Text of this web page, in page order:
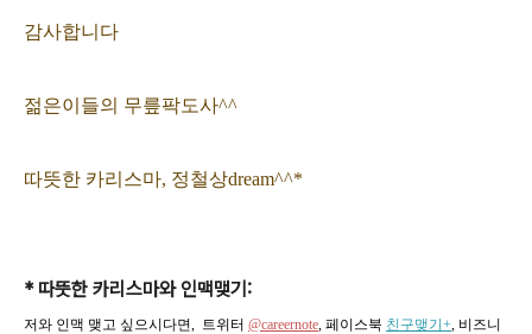
감사합니다
젊은이들의 무릎팍도사^^
따뜻한 카리스마, 정철상dream^^*
* 따뜻한 카리스마와 인맥맺기:
저와 인맥 맺고 싶으시다면, 트위터 @careernote, 페이스북 친구맺기+, 비즈니